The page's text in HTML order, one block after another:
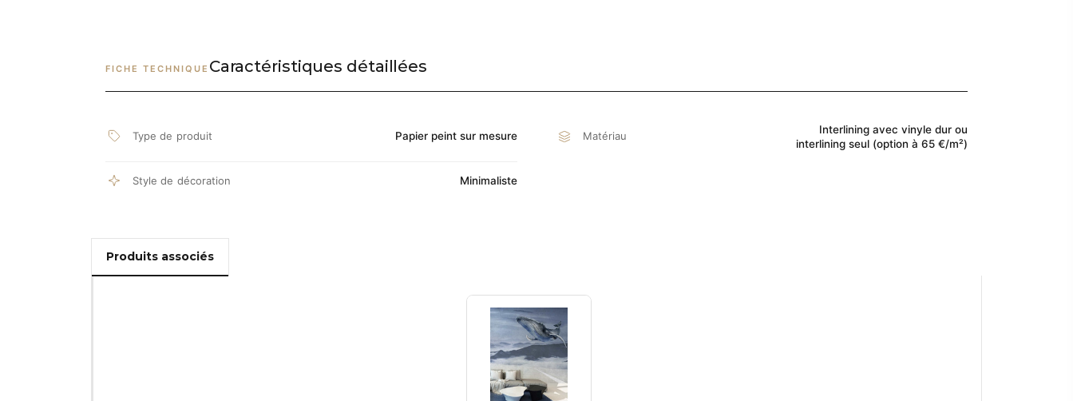
FICHE TECHNIQUE Caractéristiques détaillées
Type de produit Papier peint sur mesure Matériau
Interlining avec vinyle dur ou
interlining seul (option à 65 €/m²)
Style de décoration Minimaliste
Produits associés